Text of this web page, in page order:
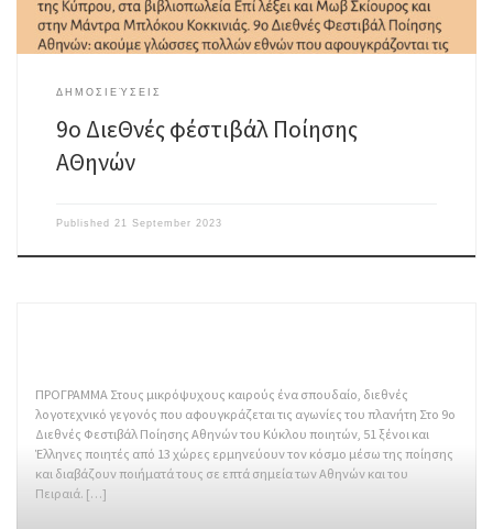
ΔΗΜΟΣΙΕΎΣΕΙΣ
9o ΔιεΘνές φέστιβάλ Ποίησης
ΑΘηνών
Published 21 September 2023
ΠΡΟΓΡΑΜΜΑ Στους μικρόψυχους καιρούς ένα σπουδαίο, διεθνές
λογοτεχνικό γεγονός που αφουγκράζεται τις αγωνίες του πλανήτη Στο 9ο
Διεθνές Φεστιβάλ Ποίησης Αθηνών του Κύκλου ποιητών, 51 ξένοι και
Έλληνες ποιητές από 13 χώρες ερμηνεύουν τον κόσμο μέσω της ποίησης
και διαβάζουν ποιήματά τους σε επτά σημεία των Αθηνών και του
Πειραιά. […]